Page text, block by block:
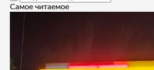
Самое читаемое